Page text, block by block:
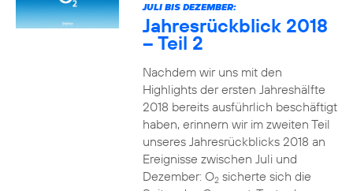
JULI BIS DEZEMBER:
Jahresrückblick 2018
– Teil 2
Nachdem wir uns mit den
Highlights der ersten Jahreshälfte
2018 bereits ausführlich beschäftigt
haben, erinnern wir im zweiten Teil
unseres Jahresrückblicks 2018 an
Ereignisse zwischen Juli und
Dezember: O2sicherte sich die